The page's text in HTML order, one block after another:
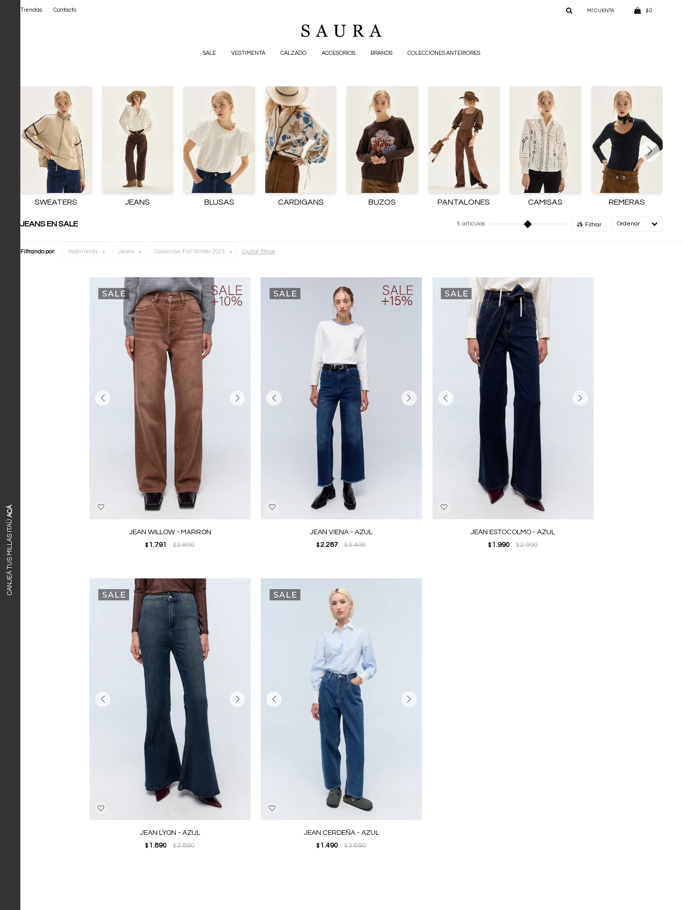
SALE VESTIMENTA CALZADO ACCESORIOS BRANDS COLECCIONES ANTERIORES
$ 0
Tiendas Contacto
CANJEÁ TUS MILLAS ITAÚ
ACÁ
SWEATERS JEANS BLUSAS CARDIGANS BUZOS PANTALONES CAMISAS REMERAS
JEANS EN SALE 5 artículos Filtrar
Filtrando por: Vestimenta Jeans Colección: Fall Winter 2025 Quitar filtros
JEAN WILLOW - MARRON
$ 1.791 $2.890
JEAN VIENA - AZUL
$2.287 $3.490
JEAN ESTOCOLMO - AZUL
$ 1.990 $2.990
JEAN LYON - AZUL
$ 1.890 $2.890
JEAN CERDEÑA - AZUL
$ 1.490 $3.690